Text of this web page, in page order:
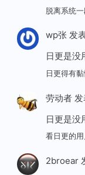
脱离系统
wp张发
日更是没
日更得有
劳动者发
日更是没
看日更的
2broear